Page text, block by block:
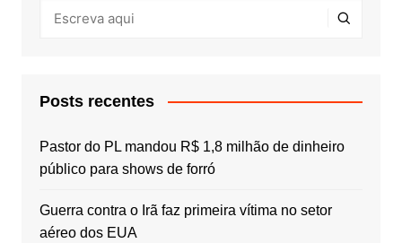
Posts recentes
Pastor do PL mandou R$ 1,8 milhão de dinheiro
público para shows de forró
Guerra contra o Irã faz primeira vítima no setor
aéreo dos EUA